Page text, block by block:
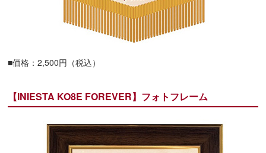
■価格：2,500円（税込）
【INIESTA KO8E FOREVER】フォトフレーム